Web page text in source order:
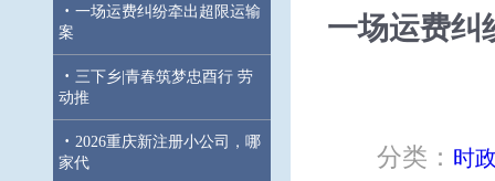
· 一场运费纠纷牵出超限运输
案
· 三下乡|青春筑梦忠酉行 劳
动推
· 2026重庆新注册小公司，哪
家代
一场运费纠
分类： 时